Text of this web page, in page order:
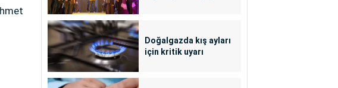
Doğalgazda kış ayları
için kritik uyarı